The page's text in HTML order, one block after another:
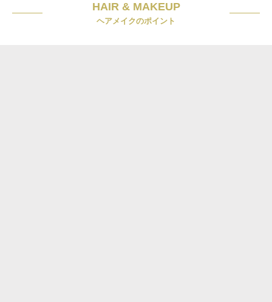
HAIR & MAKEUP
ヘアメイクのポイント